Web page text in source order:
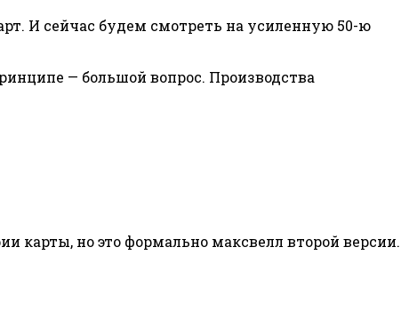
И сейчас будем смотреть на усиленную 50-ю
— большой вопрос. Производства
карты, но это формально максвелл второй версии.